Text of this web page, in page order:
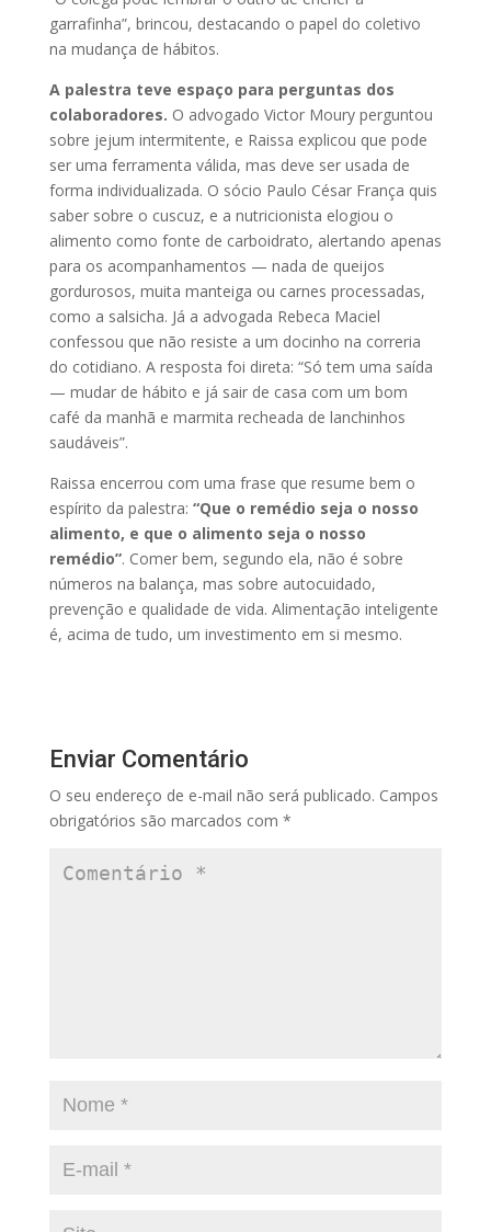
garrafinha”, brincou, destacando o papel do coletivo
na mudança de hábitos.
A palestra teve espaço para perguntas dos
colaboradores. O advogado Victor Moury perguntou
sobre jejum intermitente, e Raissa explicou que pode
ser uma ferramenta válida, mas deve ser usada de
forma individualizada. O sócio Paulo César França quis
saber sobre o cuscuz, e a nutricionista elogiou o
alimento como fonte de carboidrato, alertando apenas
para os acompanhamentos — nada de queijos
gordurosos, muita manteiga ou carnes processadas,
como a salsicha. Já a advogada Rebeca Maciel
confessou que não resiste a um docinho na correria
do cotidiano. A resposta foi direta: “Só tem uma saída
— mudar de hábito e já sair de casa com um bom
café da manhã e marmita recheada de lanchinhos
saudáveis”.
Raissa encerrou com uma frase que resume bem o
espírito da palestra: “Que o remédio seja o nosso
alimento, e que o alimento seja o nosso
remédio”. Comer bem, segundo ela, não é sobre
números na balança, mas sobre autocuidado,
prevenção e qualidade de vida. Alimentação inteligente
é, acima de tudo, um investimento em si mesmo.
Enviar Comentário
O seu endereço de e-mail não será publicado. Campos
obrigatórios são marcados com *